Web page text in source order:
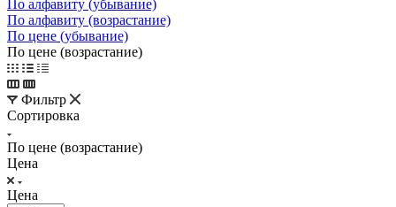
По алфавиту (убывание)
По алфавиту (возрастание)
По цене (убывание)
По цене (возрастание)
Фильтр
Сортировка
По цене (возрастание)
Цена
Цена